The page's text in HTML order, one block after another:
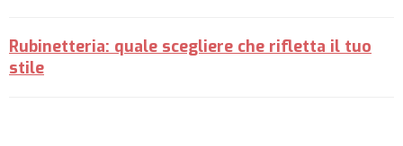
Rubinetteria: quale scegliere che rifletta il tuo
stile